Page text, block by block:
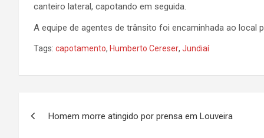
canteiro lateral, capotando em seguida.
A equipe de agentes de trânsito foi encaminhada ao local
Tags: capotamento, Humberto Cereser, Jundiaí
Homem morre atingido por prensa em Louveira